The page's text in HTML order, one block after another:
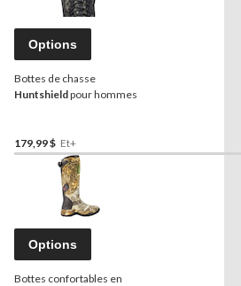
Options
Bottes de chasse
Huntshieldpour hommes
179,99 $ Et+
Options
Bottes confortables en